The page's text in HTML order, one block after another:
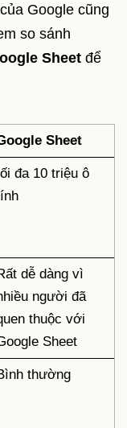
Google cũng
so sánh
Sheet để
Sheet
đa 10 triệu ô
dễ dàng vì
người đã
thuộc với
Sheet
thường